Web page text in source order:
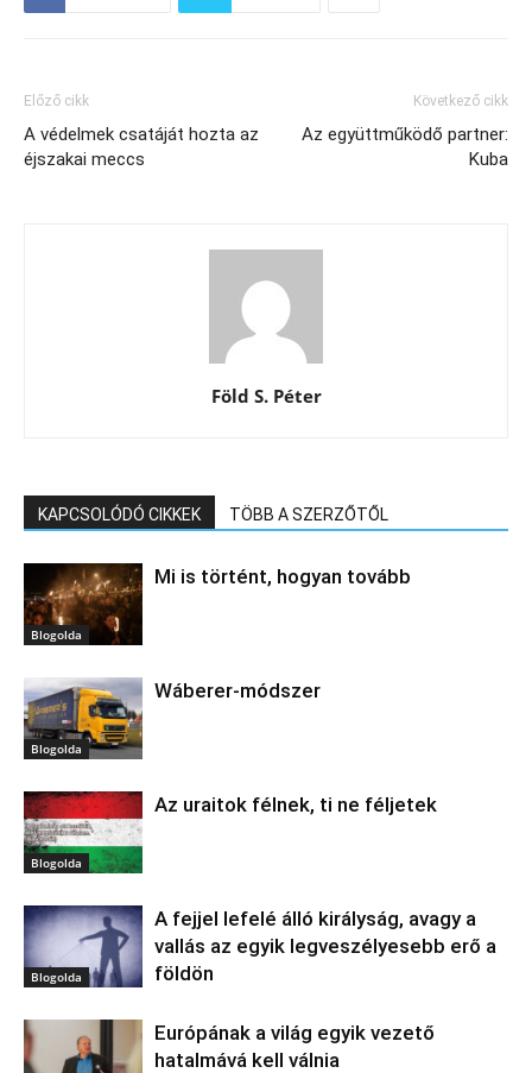
Előző cikk
A védelmek csatáját hozta az
éjszakai meccs
Következő cikk
Az együttműködő partner:
Kuba
Föld S. Péter
KAPCSOLÓDÓ CIKKEK TÖBB A SZERZŐTŐL
Blogolda
Mi is történt, hogyan tovább
Blogolda
Wáberer-módszer
Blogolda
Az uraitok félnek, ti ne féljetek
Blogolda
A fejjel lefelé álló királyság, avagy a
vallás az egyik legveszélyesebb erő a
földön
Európának a világ egyik vezető
hatalmává kell válnia